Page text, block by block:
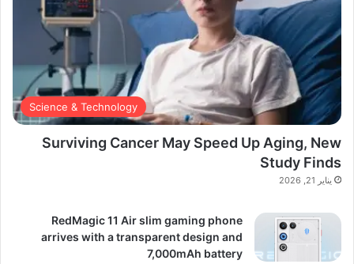
Science & Technology
Surviving Cancer May Speed Up Aging, New
Study Finds
يناير 21, 2026
RedMagic 11 Air slim gaming phone
arrives with a transparent design and
7,000mAh battery